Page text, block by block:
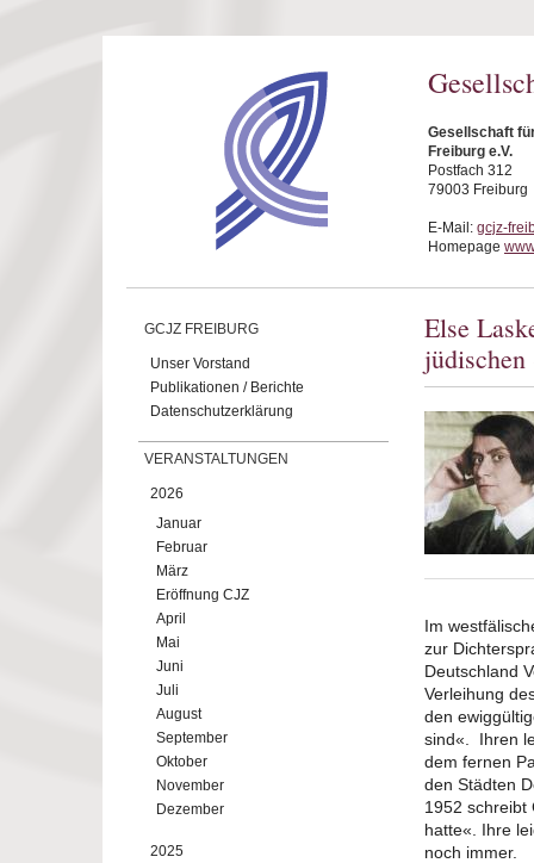
Gesellschaft
Freiburg e.V.
Postfach 312
79003 Freiburg
E-Mail: gcjz-
Homepage
GCJZ FREIBURG
Unser Vorstand
Publikationen / Berichte
Datenschutzerklärung
VERANSTALTUNGEN
2026
Januar
Februar
März
Eröffnung CJZ
April
Mai
Juni
Juli
August
September
Oktober
November
Dezember
2025
Else
Im
zur
Deutschland
Verleihung
den
sind«. Ihren
dem fernen
den Städten
1952 schreibt
hatte«. Ihre
noch immer.